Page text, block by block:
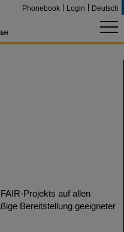
Phonebook Login Deutsch
Projekts auf allen
Bereitstellung geeigneter